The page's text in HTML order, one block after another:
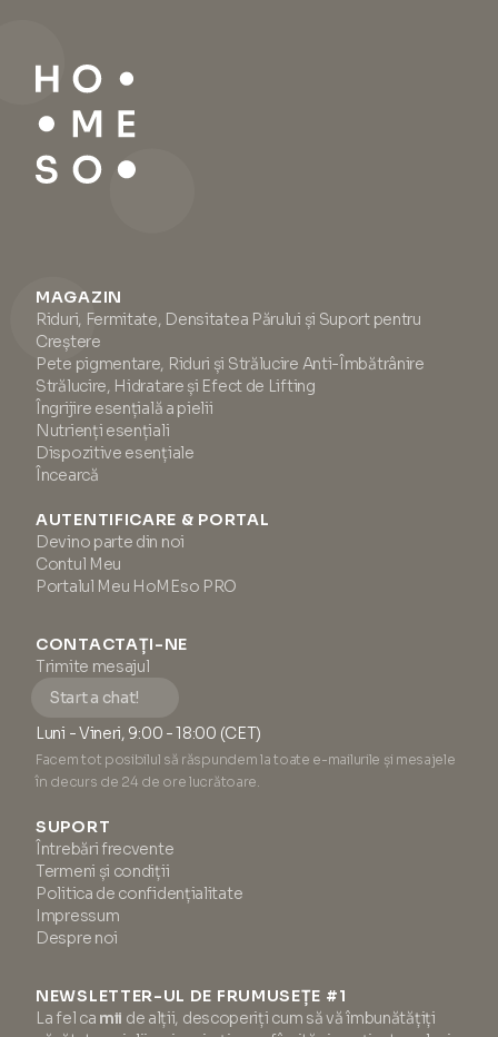
MAGAZIN
Riduri, Fermitate, Densitatea Părului și Suport pentru
Creștere
Pete pigmentare, Riduri și Strălucire Anti-Îmbătrânire
Strălucire, Hidratare și Efect de Lifting
Îngrijire esențială a pielii
Nutrienți esențiali
Dispozitive esențiale
Încearcă
AUTENTIFICARE & PORTAL
Devino parte din noi
Contul Meu
Portalul Meu HoMEso PRO
CONTACTAȚI-NE
Trimite mesajul
Start a chat!
Luni - Vineri, 9:00 - 18:00 (CET)
Facem tot posibilul să răspundem la toate e-mailurile și mesajele
în decurs de 24 de ore lucrătoare.
SUPORT
Întrebări frecvente
Termeni și condiții
Politica de confidențialitate
Impressum
Despre noi
NEWSLETTER-UL DE FRUMUSEȚE #1
La fel ca mii de alții, descoperiți cum să vă îmbunătățiți